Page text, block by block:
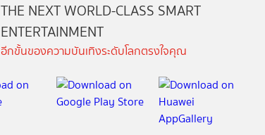
THE NEXT WORLD-CLASS SMART
ENTERTAINMENT
อีกขั้นของความบันเทิงระดับโลกตรงใจคุณ